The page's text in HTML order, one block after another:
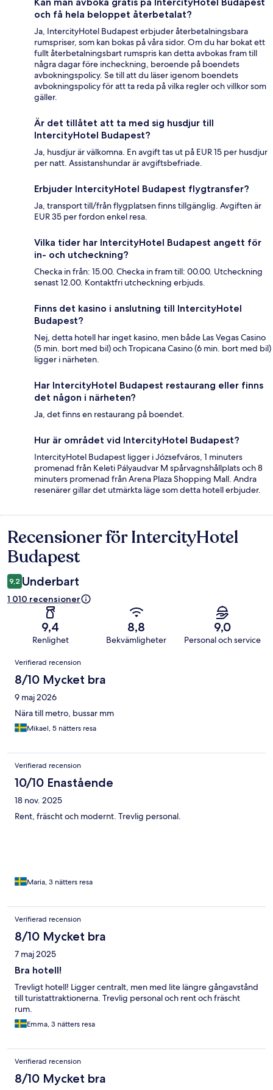
och få hela beloppet återbetalat?
Ja, IntercityHotel Budapest erbjuder återbetalningsbara
rumspriser, som kan bokas på våra sidor. Om du har bokat ett
fullt återbetalningsbart rumspris kan detta avbokas fram till
några dagar före incheckning, beroende på boendets
avbokningspolicy. Se till att du läser igenom boendets
avbokningspolicy för att ta reda på vilka regler och villkor som
gäller.
Är det tillåtet att ta med sig husdjur till
IntercityHotel Budapest?
Ja, husdjur är välkomna. En avgift tas ut på EUR 15 per husdjur
per natt. Assistanshundar är avgiftsbefriade.
Erbjuder IntercityHotel Budapest flygtransfer?
Ja, transport till/från flygplatsen finns tillgänglig. Avgiften är
EUR 35 per fordon enkel resa.
Vilka tider har IntercityHotel Budapest angett för
in- och utcheckning?
Checka in från: 15.00. Checka in fram till: 00.00. Utcheckning
senast 12.00. Kontaktfri utcheckning erbjuds.
Finns det kasino i anslutning till IntercityHotel
Budapest?
Nej, detta hotell har inget kasino, men både Las Vegas Casino
(5 min. bort med bil) och Tropicana Casino (6 min. bort med bil)
ligger i närheten.
Har IntercityHotel Budapest restaurang eller finns
det någon i närheten?
Ja, det finns en restaurang på boendet.
Hur är området vid IntercityHotel Budapest?
IntercityHotel Budapest ligger i Józsefváros, 1 minuters
promenad från Keleti Pályaudvar M spårvagnshållplats och 8
minuters promenad från Arena Plaza Shopping Mall. Andra
resenärer gillar det utmärkta läge som detta hotell erbjuder.
Recensioner
Recensioner för IntercityHotel
Budapest
9,2 Underbart
1 010 recensioner
9,4
Renlighet
8,8
Bekvämligheter
9,0
Personal och service
Recensioner
Verifierad recension
8/10 Mycket bra
9 maj 2026
Nära till metro, bussar mm
Mikael, 5 nätters resa
Verifierad recension
10/10 Enastående
18 nov. 2025
Rent, fräscht och modernt. Trevlig personal.
Maria, 3 nätters resa
Verifierad recension
8/10 Mycket bra
7 maj 2025
Bra hotell!
Trevligt hotell! Ligger centralt, men med lite längre gångavstånd
till turistattraktionerna. Trevlig personal och rent och fräscht
rum.
Emma, 3 nätters resa
Verifierad recension
8/10 Mycket bra